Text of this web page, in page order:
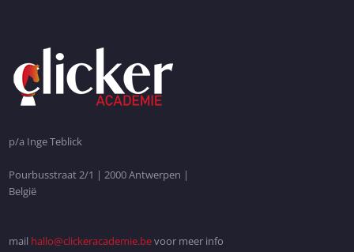
p/a Inge Teblick
Pourbusstraat 2/1 | 2000 Antwerpen |
België
mail hallo@clickeracademie.bevoor meer info